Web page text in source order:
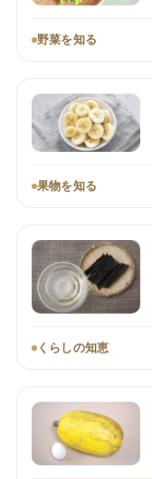
野菜を知る
果物を知る
くらしの知恵